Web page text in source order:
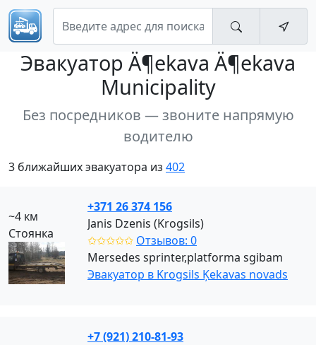
Эвакуатор Ä¶ekava Ä¶ekava
Municipality
Без посредников — звоните напрямую
водителю
3 ближайших эвакуатора из 402
~4 км
Стоянка
+371 26 374 156
Janis Dzenis (Krogsils)
✩✩✩✩✩ Отзывов: 0
Mersedes sprinter,platforma sgibam
Эвакуатор в Krogsils Ķekavas novads
+7 (921) 210-81-93